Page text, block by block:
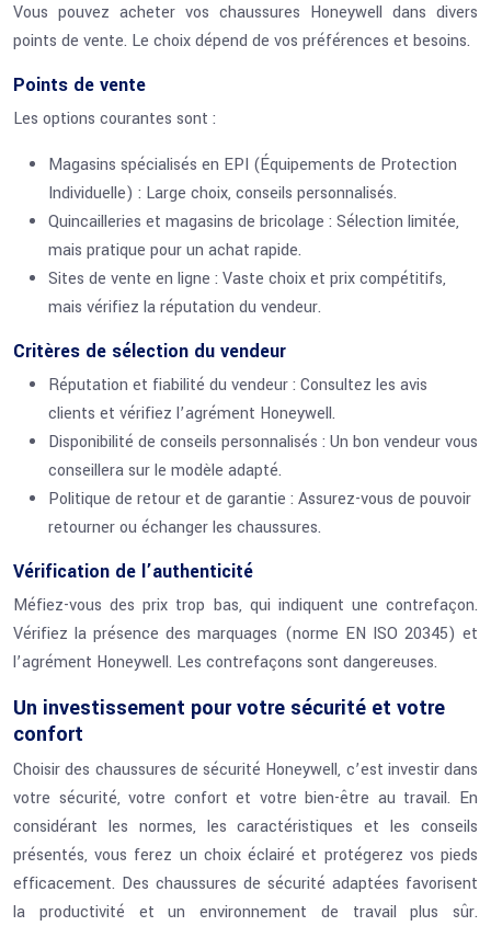
Vous pouvez acheter vos chaussures Honeywell dans divers
points de vente. Le choix dépend de vos préférences et besoins.
Points de vente
Les options courantes sont :
Magasins spécialisés en EPI (Équipements de Protection
Individuelle) : Large choix, conseils personnalisés.
Quincailleries et magasins de bricolage : Sélection limitée,
mais pratique pour un achat rapide.
Sites de vente en ligne : Vaste choix et prix compétitifs,
mais vérifiez la réputation du vendeur.
Critères de sélection du vendeur
Réputation et fiabilité du vendeur : Consultez les avis
clients et vérifiez l’agrément Honeywell.
Disponibilité de conseils personnalisés : Un bon vendeur vous
conseillera sur le modèle adapté.
Politique de retour et de garantie : Assurez-vous de pouvoir
retourner ou échanger les chaussures.
Vérification de l’authenticité
Méfiez-vous des prix trop bas, qui indiquent une contrefaçon.
Vérifiez la présence des marquages (norme EN ISO 20345) et
l’agrément Honeywell. Les contrefaçons sont dangereuses.
Un investissement pour votre sécurité et votre
confort
Choisir des chaussures de sécurité Honeywell, c’est investir dans
votre sécurité, votre confort et votre bien-être au travail. En
considérant les normes, les caractéristiques et les conseils
présentés, vous ferez un choix éclairé et protégerez vos pieds
efficacement. Des chaussures de sécurité adaptées favorisent
la productivité et un environnement de travail plus sûr.